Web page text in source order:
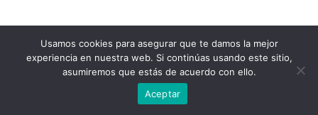
Usamos cookies para asegurar que te damos la mejor
experiencia en nuestra web. Si continúas usando este sitio,
asumiremos que estás de acuerdo con ello.
Aceptar